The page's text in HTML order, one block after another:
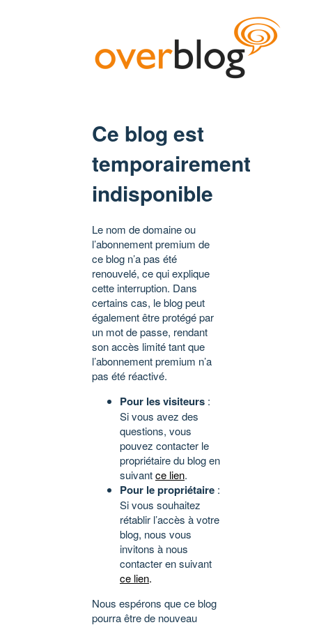
Ce blog est
temporairement
indisponible
Le nom de domaine ou
l’abonnement premium de
ce blog n’a pas été
renouvelé, ce qui explique
cette interruption. Dans
certains cas, le blog peut
également être protégé par
un mot de passe, rendant
son accès limité tant que
l’abonnement premium n’a
pas été réactivé.
Pour les visiteurs :
Si vous avez des
questions, vous
pouvez contacter le
propriétaire du blog en
suivantce lien.
Pour le propriétaire :
Si vous souhaitez
rétablir l’accès à votre
blog, nous vous
invitons à nous
contacter en suivant
ce lien.
Nous espérons que ce blog
pourra être de nouveau